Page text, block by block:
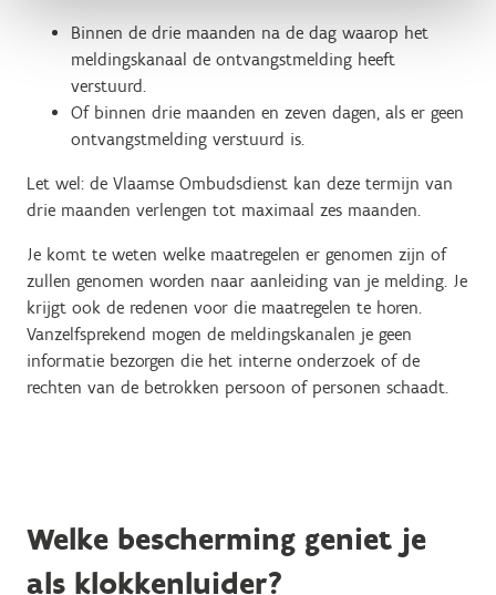
Binnen de drie maanden na de dag waarop het
meldingskanaal de ontvangstmelding heeft
verstuurd.
Of binnen drie maanden en zeven dagen, als er geen
ontvangstmelding verstuurd is.
Let wel: de Vlaamse Ombudsdienst kan deze termijn van
drie maanden verlengen tot maximaal zes maanden.
Je komt te weten welke maatregelen er genomen zijn of
zullen genomen worden naar aanleiding van je melding. Je
krijgt ook de redenen voor die maatregelen te horen.
Vanzelfsprekend mogen de meldingskanalen je geen
informatie bezorgen die het interne onderzoek of de
rechten van de betrokken persoon of personen schaadt.
Welke bescherming geniet je
als klokkenluider?